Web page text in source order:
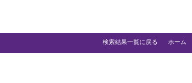
検索結果一覧に戻る ホーム